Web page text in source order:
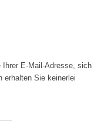
Ihrer E-Mail-Adresse, sich
erhalten Sie keinerlei